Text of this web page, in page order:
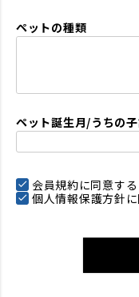
ペットの種類
ペット誕生月/うちの
会員規約に同意する
個人情報保護方針